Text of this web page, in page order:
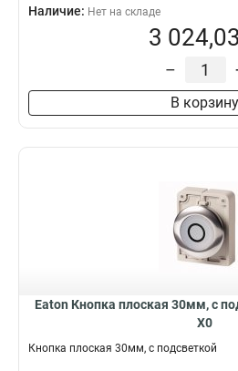
Наличие: Нет на складе
3
–
В корзину
Eaton Кнопка плоская 30мм, с
X0
Кнопка плоская 30мм, с подсветкой